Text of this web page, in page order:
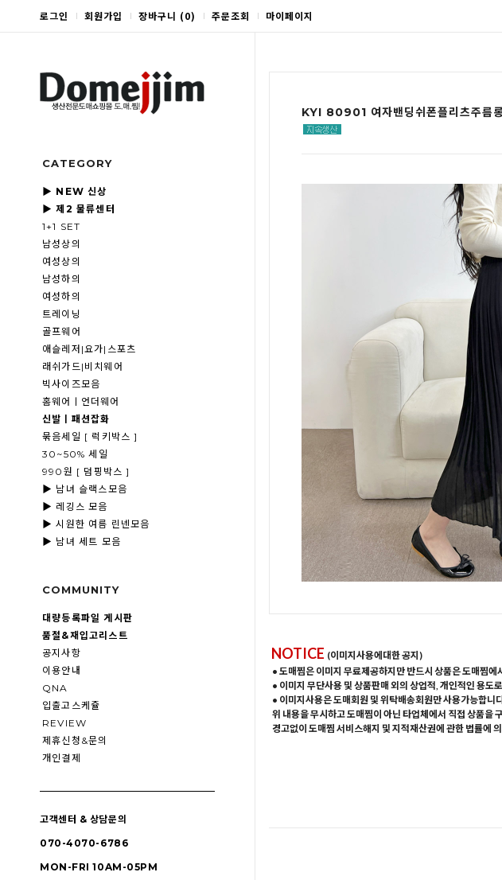
로그인 회원가입 장바구니 (0) 주문조회 마이페이지
CATEGORY
▶ NEW 신상
▶ 제2 물류센터
1+1 SET
남성상의
여성상의
남성하의
여성하의
트레이닝
골프웨어
애슬레저|요가|스포츠
래쉬가드|비치웨어
빅사이즈모음
홈웨어ㅣ언더웨어
신발ㅣ패션잡화
묶음세일 [ 럭키박스 ]
30~50% 세일
990원 [ 덤핑박스 ]
▶ 남녀 슬랙스모음
▶ 레깅스 모음
▶ 시원한 여름 린넨모음
▶ 남녀 세트 모음
COMMUNITY
대량등록파일 게시판
품절&재입고리스트
공지사항
이용안내
QNA
입출고스케쥴
REVIEW
제휴신청&문의
개인결제
고객센터 & 상담문의
070-4070-6786
MON-FRI 10AM-05PM
KYI 80901 여자밴딩쉬폰플리츠주름
NOTICE (이미지사용에대한 공지)
• 도매찜은 이미지 무료제공하지만 반드시 상품은 도매찜
• 이미지 무단사용 및 상품판매 외의 상업적, 개인적인 용도
• 이미지사용은 도매회원 및 위탁배송회원만 사용가능합니
위 내용을 무시하고 도매찜이 아닌 타업체에서 직접 상품을
경고없이 도매찜 서비스해지 및 지적재산권에 관한 법률에